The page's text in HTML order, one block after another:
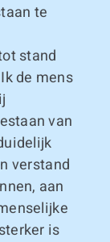
te
stand
de mens
van
verstand
aan
is